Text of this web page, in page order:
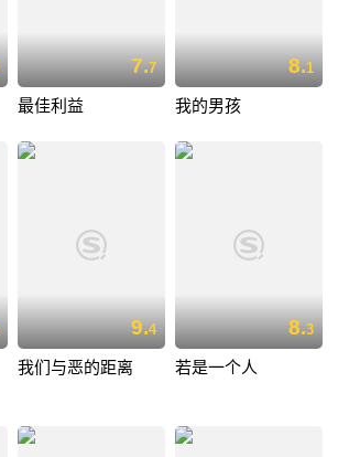
7.7
最佳利益
8.1
我的男孩
9.4
我们与恶的距离
8.3
若是一个人